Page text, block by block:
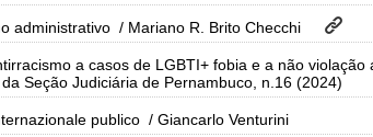
administrativo / Mariano R. Brito Checchi
a casos de LGBTI+ fobia e a não
Seção Judiciária de Pernambuco, n.16 (2024)
publico / Giancarlo Venturini